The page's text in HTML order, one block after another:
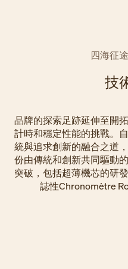
四海征
技
品牌的探索足跡延伸至開
計時和穩定性能的挑戰。
統與追求創新的融合之道
份由傳統和創新共同驅動
突破，包括超薄機芯的研
誌性Chronomètre